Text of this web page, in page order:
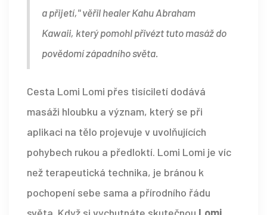
a přijetí," věřil healer Kahu Abraham
Kawaii, který pomohl přivézt tuto masáž do
povědomí západního světa.
Cesta Lomi Lomi přes tisíciletí dodává
masáži hloubku a význam, který se při
aplikaci na tělo projevuje v uvolňujících
pohybech rukou a předloktí. Lomi Lomi je víc
než terapeutická technika, je bránou k
pochopení sebe sama a přírodního řádu